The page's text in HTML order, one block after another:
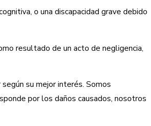
o una discapacidad grave debido
resultado de un acto de negligencia,
su mejor interés. Somos
por los daños causados, nosotros